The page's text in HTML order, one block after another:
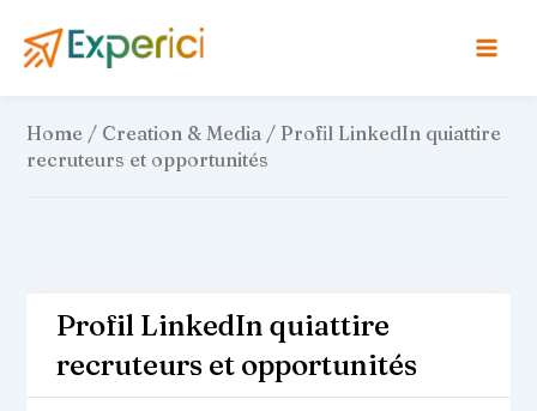
Home/ Creation & Media/ Profil LinkedIn quiattire
recruteurs et opportunités
Profil LinkedIn quiattire
recruteurs et opportunités